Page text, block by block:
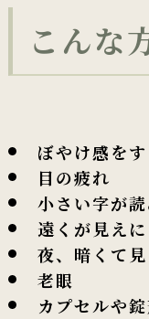
こんな
ぼやけ感を
目の疲れ
小さい字が
遠くが見え
夜、暗くて
老眼
カプセルや